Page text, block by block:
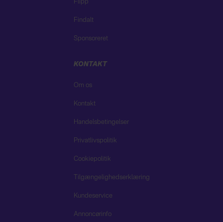
Flipp
Findalt
Sponsoreret
KONTAKT
Om os
Kontakt
Handelsbetingelser
Privatlivspolitik
Cookiepolitik
Tilgængelighedserklæring
Kundeservice
Annoncørinfo